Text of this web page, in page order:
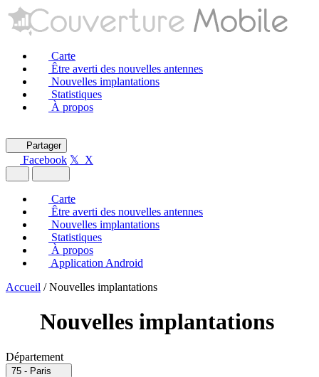
Carte
Être averti des nouvelles antennes
Nouvelles implantations
Statistiques
À propos
Partager
Facebook 𝕏 X
Carte
Être averti des nouvelles antennes
Nouvelles implantations
Statistiques
À propos
Application Android
Accueil / Nouvelles implantations
Nouvelles implantations
Département
75 - Paris